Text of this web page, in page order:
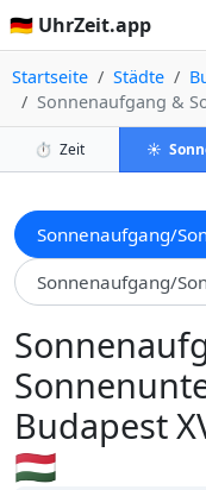
🇩🇪 UhrZeit.app
Startseite Städte
Sonnenaufgang &
⏱️ Zeit ☀️
Sonnenaufgang/
Sonnenaufgang/
Budapest
🇭🇺